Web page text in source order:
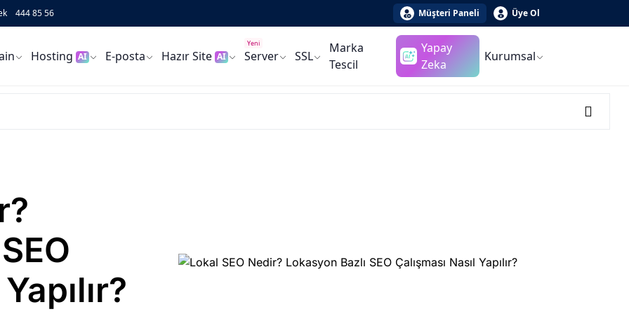
444 85 56 Müşteri Paneli Üye Ol
Hosting AI E-posta Hazır Site AI
Yeni
Server SSL
Marka
Tescil
Yapay
Zeka
Kurumsal